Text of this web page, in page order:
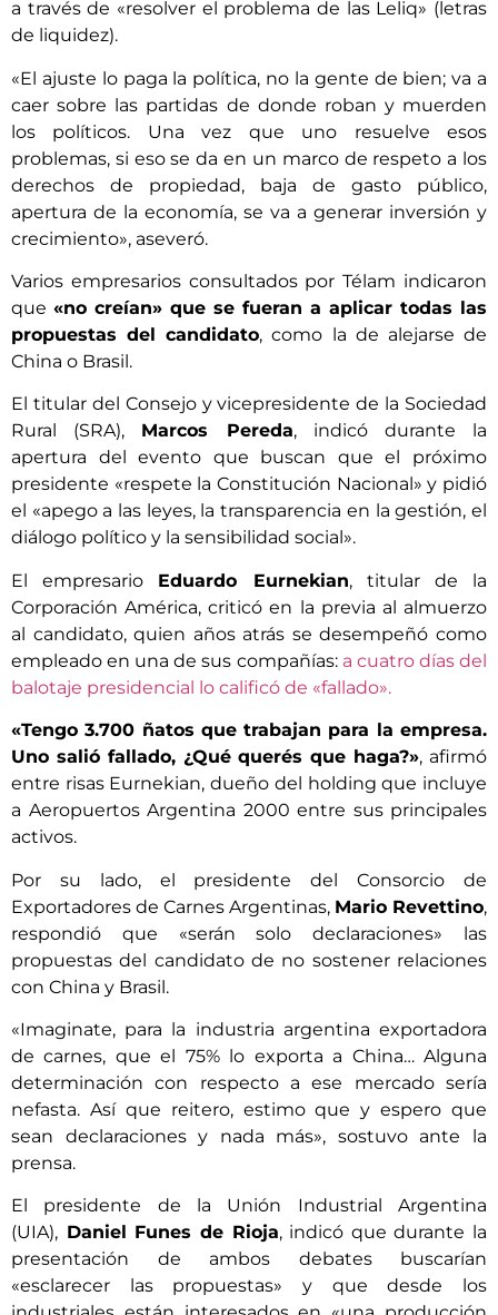
a través de «resolver el problema de las Leliq» (letras
de liquidez).
«El ajuste lo paga la política, no la gente de bien; va a
caer sobre las partidas de donde roban y muerden
los políticos. Una vez que uno resuelve esos
problemas, si eso se da en un marco de respeto a los
derechos de propiedad, baja de gasto público,
apertura de la economía, se va a generar inversión y
crecimiento», aseveró.
Varios empresarios consultados por Télam indicaron
que «no creían» que se fueran a aplicar todas las
propuestas del candidato, como la de alejarse de
China o Brasil.
El titular del Consejo y vicepresidente de la Sociedad
Rural (SRA), Marcos Pereda, indicó durante la
apertura del evento que buscan que el próximo
presidente «respete la Constitución Nacional» y pidió
el «apego a las leyes, la transparencia en la gestión, el
diálogo político y la sensibilidad social».
El empresario Eduardo Eurnekian, titular de la
Corporación América, criticó en la previa al almuerzo
al candidato, quien años atrás se desempeñó como
empleado en una de sus compañías: a cuatro días del
balotaje presidencial lo calificó de «fallado».
«Tengo 3.700 ñatos que trabajan para la empresa.
Uno salió fallado, ¿Qué querés que haga?», afirmó
entre risas Eurnekian, dueño del holding que incluye
a Aeropuertos Argentina 2000 entre sus principales
activos.
Por su lado, el presidente del Consorcio de
Exportadores de Carnes Argentinas, Mario Revettino,
respondió que «serán solo declaraciones» las
propuestas del candidato de no sostener relaciones
con China y Brasil.
«Imaginate, para la industria argentina exportadora
de carnes, que el 75% lo exporta a China… Alguna
determinación con respecto a ese mercado sería
nefasta. Así que reitero, estimo que y espero que
sean declaraciones y nada más», sostuvo ante la
prensa.
El presidente de la Unión Industrial Argentina
(UIA), Daniel Funes de Rioja, indicó que durante la
presentación de ambos debates buscarían
«esclarecer las propuestas» y que desde los